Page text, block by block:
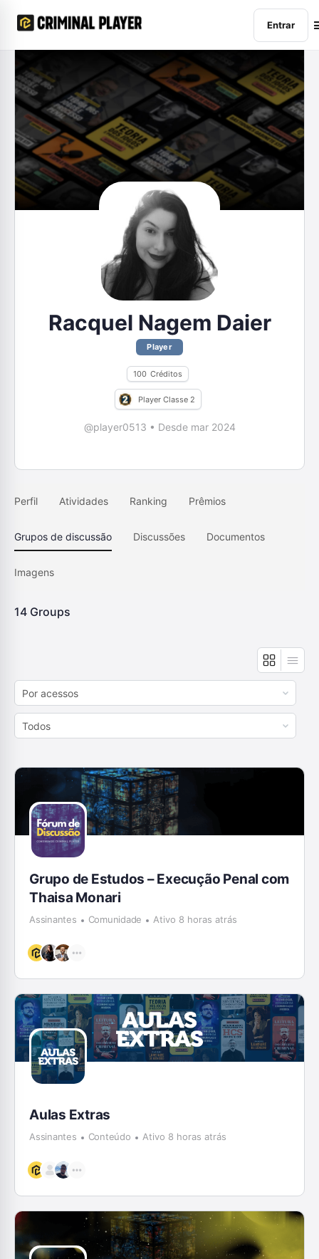
Entrar
Racquel Nagem Daier
Player
100 Créditos
Player Classe 2
@player0513 • Desde mar 2024
Perfil Atividades Ranking Prêmios
Grupos de discussão Discussões Documentos
Imagens
14 Groups
Order
By:
Order
By:
Grupo de Estudos – Execução Penal com
Thaisa Monari
Assinantes Comunidade Ativo 8 horas atrás
Aulas Extras
Assinantes Conteúdo Ativo 8 horas atrás